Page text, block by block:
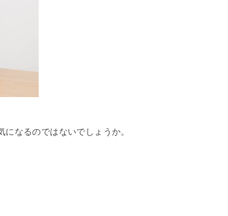
なるのではないでしょうか。